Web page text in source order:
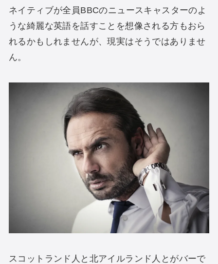
ネイティブが全員BBCのニュースキャスターのよ
うな綺麗な英語を話すことを想像される方もおら
れるかもしれませんが、現実はそうではありませ
ん。
スコットランド人と北アイルランド人とがバーで